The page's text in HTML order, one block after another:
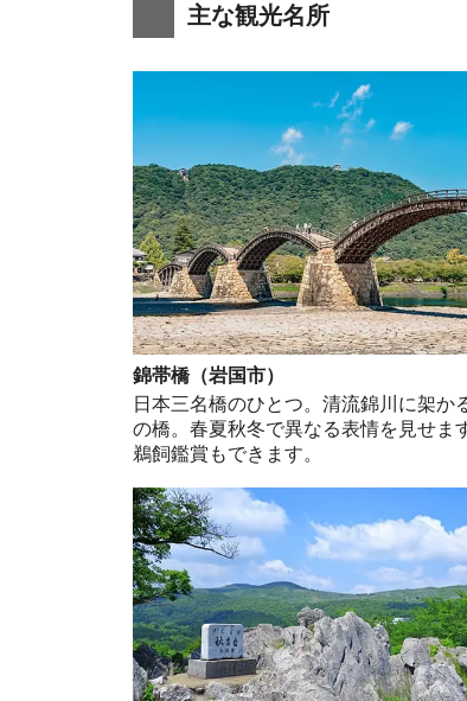
主な観光名所
錦帯橋（岩国市）
日本三名橋のひとつ。清流錦川に架か
の橋。春夏秋冬で異なる表情を見せま
鵜飼鑑賞もできます。